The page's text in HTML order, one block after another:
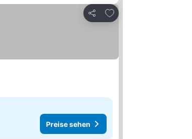
Teilen
Zu Favoriten hinzufügen
Preise sehen